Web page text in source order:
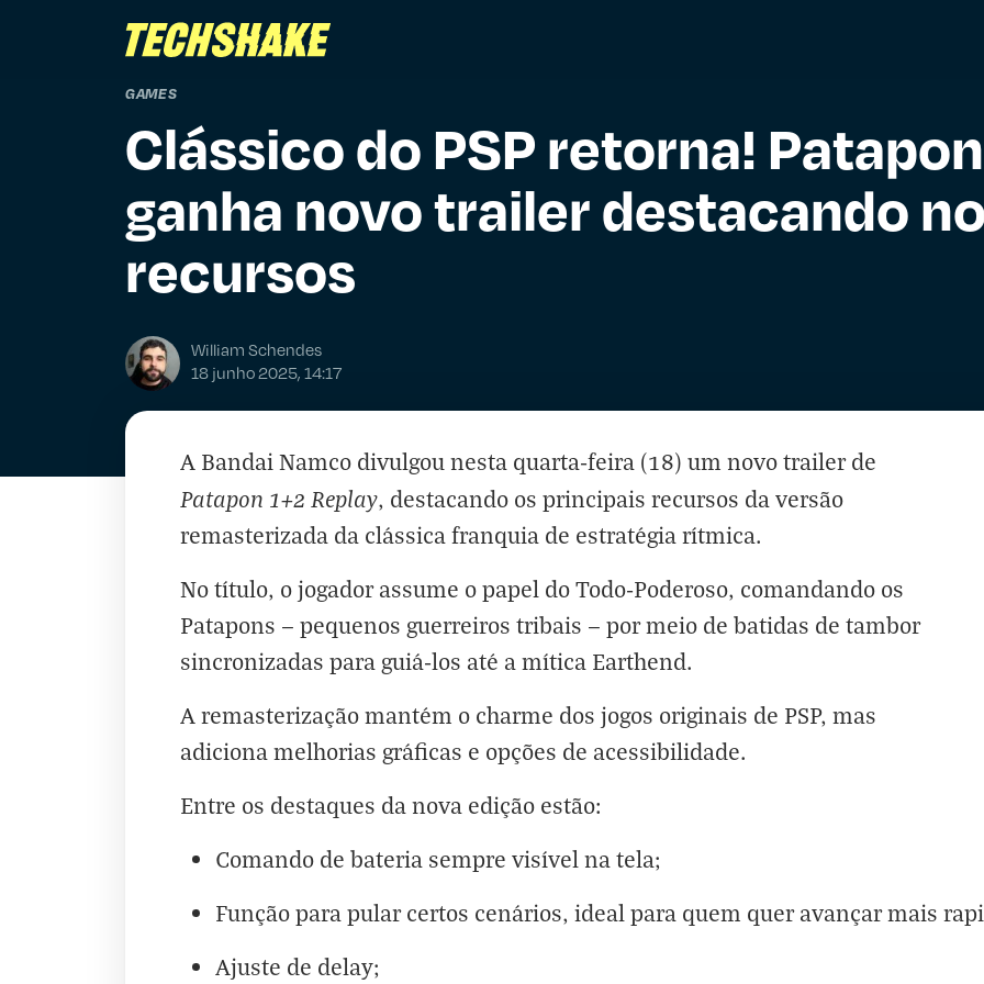
GAMES
Clássico do PSP retorna!
ganha novo trailer destacando
recursos
William Schendes
18 junho 2025, 14:17
A Bandai Namco divulgou nesta quarta-feira (18) um novo trailer de
Patapon 1+2 Replay, destacando os principais recursos da versão
remasterizada da clássica franquia de estratégia rítmica.
No título, o jogador assume o papel do Todo-Poderoso, comandando os
Patapons — pequenos guerreiros tribais — por meio de batidas de tambor
sincronizadas para guiá-los até a mítica Earthend.
A remasterização mantém o charme dos jogos originais de PSP, mas
adiciona melhorias gráficas e opções de acessibilidade.
Entre os destaques da nova edição estão:
Comando de bateria sempre visível na tela;
Função para pular certos cenários, ideal para quem quer avançar mais
Ajuste de delay;